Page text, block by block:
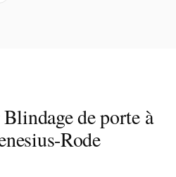
de porte à
Rode